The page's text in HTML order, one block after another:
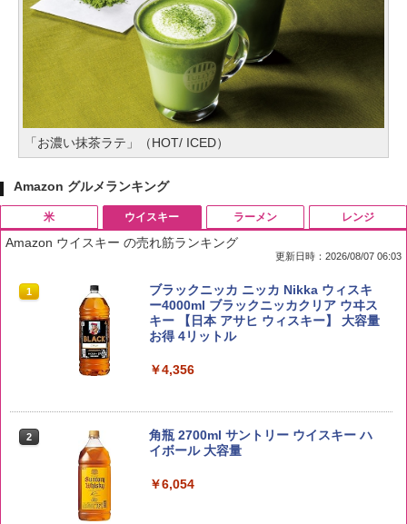
「お濃い抹茶ラテ」（HOT/ ICED）
Amazon グルメランキング
米
1 by Amazon 国産ブレンド米 精米 5kg
￥2,650
5kg 長野県産 令和7年産
ウイスキー
Amazon ウイスキー の売れ筋ランキング
更新日時：2026/08/07 06:03
1
ブラックニッカ ニッカ Nikka ウィスキ
ー4000ml ブラックニッカクリア ウヰス
キー 【日本 アサヒ ウィスキー】 大容量
お得 4リットル
￥4,356
2
角瓶 2700ml サントリー ウイスキー ハ
イボール 大容量
￥6,054
ラーメン レンジ